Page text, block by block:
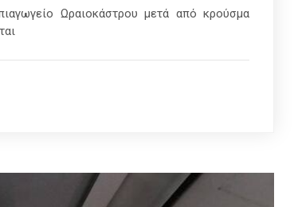
Ωραιοκάστρου μετά από κρούσμα